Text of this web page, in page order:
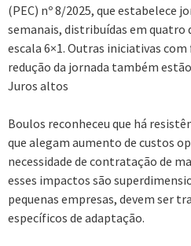
(PEC) nº 8/2025, que estabelece
semanais, distribuídas em quatro
escala 6×1. Outras iniciativas
redução da jornada também
Juros altos
Boulos reconheceu que há
que alegam aumento de custos
necessidade de contratação de
esses impactos são
pequenas empresas, devem ser
específicos de adaptação.